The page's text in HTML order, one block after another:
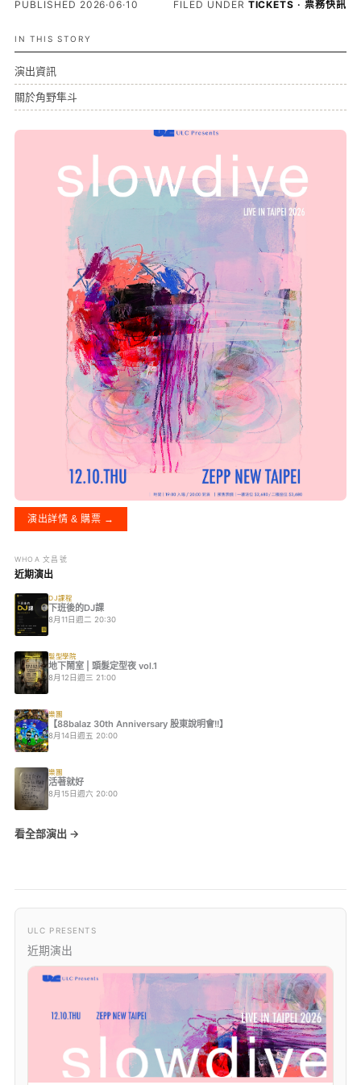
PUBLISHED 2026·06·10 FILED UNDER TICKETS · 票務快訊
IN THIS STORY
演出資訊
關於角野隼斗
演出詳情 & 購票 →
WHOA 文昌號
近期演出
DJ課程
下班後的DJ課
8月11日週二 20:30
髮型學院
地下鬧室 | 頭髮定型夜 vol.1
8月12日週三 21:00
樂團
【88balaz 30th Anniversary 股東說明會!!】
8月14日週五 20:00
樂團
活著就好
8月15日週六 20:00
看全部演出 →
ULC PRESENTS
近期演出